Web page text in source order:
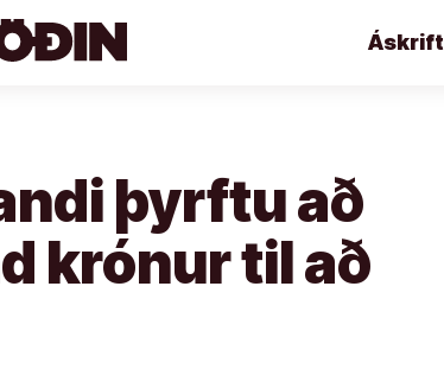
Áskrift
þyrftu að
krónur til að